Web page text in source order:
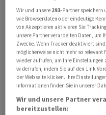
sich stark von dem
erholt. 2022 hatte der
Elon Musk fast zwei
der Kurs notierte am
laufenden Jahr hat er
auf fast 257 Dollar zum
dem Wochenende.
Analysten wie Goldman-
Wir und unsere 293-Partner speichern
wie Browserdaten oder eindeutige
von Akzeptieren aktivieren Sie
unsere Partner verarbeiten Daten, um
Zwecke. Wenn Tracker deaktiviert
möglicherweise nicht mehr so relevant
wieder aufrufen, um Ihre
widerrufen, indem Sie auf den Link
der Webseite klicken. Ihre
Informationen finden Sie in unserer
Wir und unsere Partner
bereitzustellen: